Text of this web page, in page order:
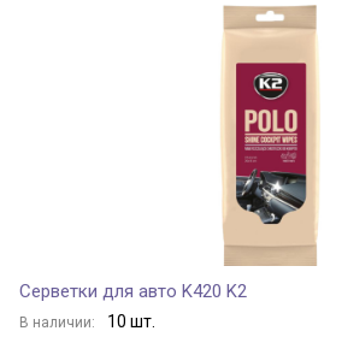
Серветки для авто K420 K2
В наличии: 10 шт.